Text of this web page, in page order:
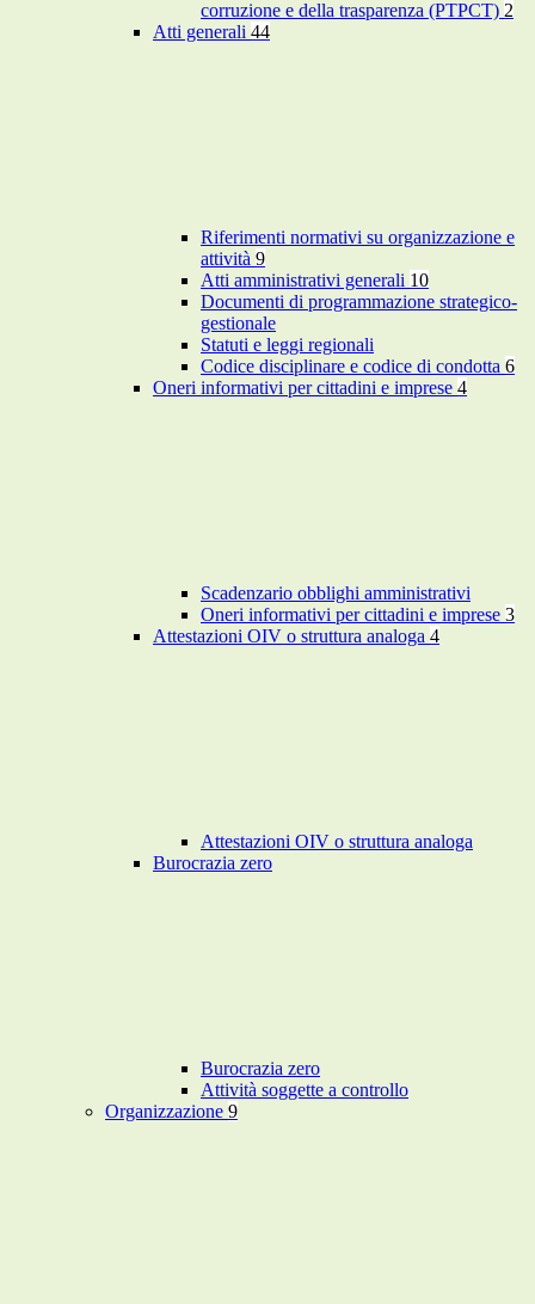
corruzione e della trasparenza (PTPCT) 2
Atti generali 44
Riferimenti normativi su organizzazione e
attività 9
Atti amministrativi generali 10
Documenti di programmazione strategico-
gestionale
Statuti e leggi regionali
Codice disciplinare e codice di condotta 6
Oneri informativi per cittadini e imprese 4
Scadenzario obblighi amministrativi
Oneri informativi per cittadini e imprese 3
Attestazioni OIV o struttura analoga 4
Attestazioni OIV o struttura analoga
Burocrazia zero
Burocrazia zero
Attività soggette a controllo
Organizzazione 9